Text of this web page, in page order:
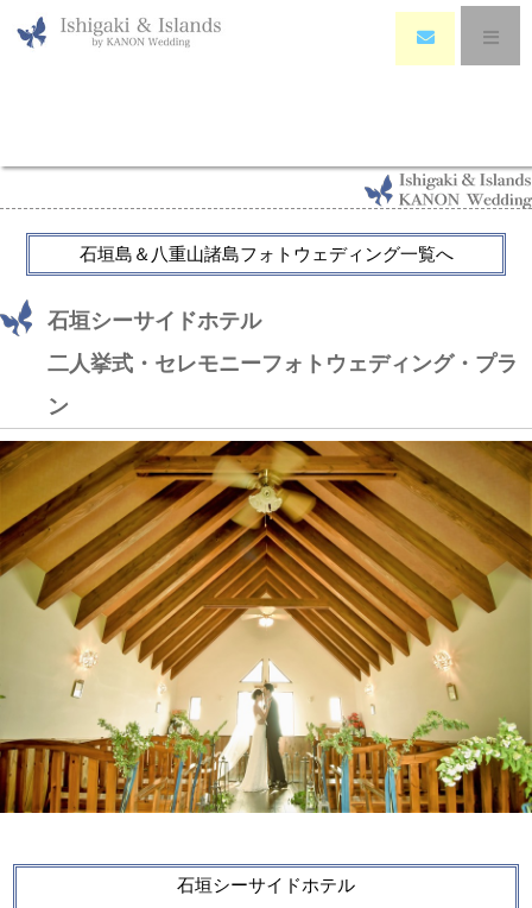
石垣島＆八重山諸島フォトウェディング一覧へ
石垣シーサイドホテル
二人挙式・セレモニーフォトウェディング・プラ
ン
石垣シーサイドホテル